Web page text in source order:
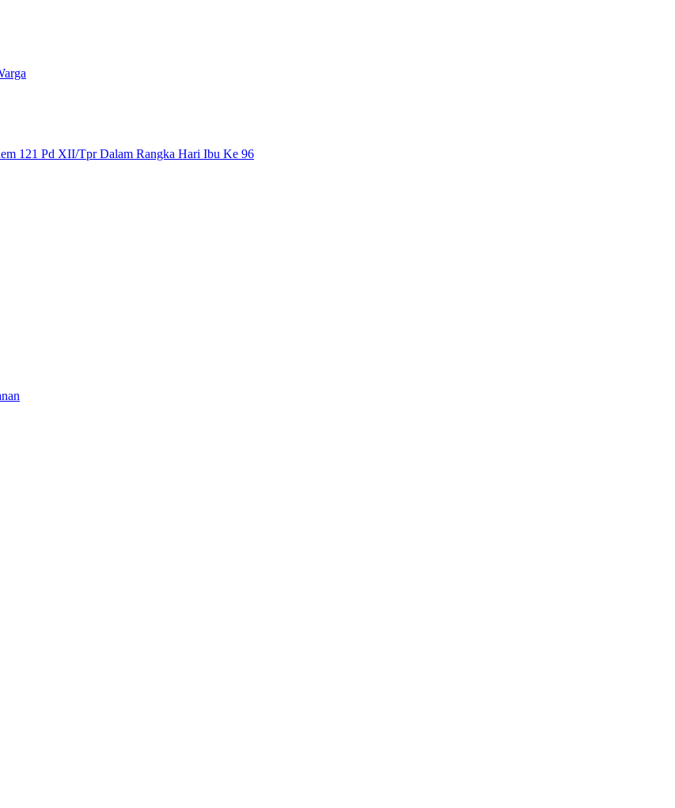
121 Pd XII/Tpr Dalam Rangka Hari Ibu Ke 96